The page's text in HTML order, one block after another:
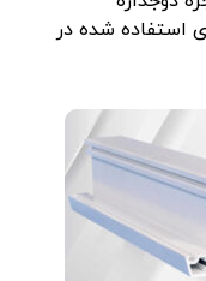
استفاده شده در